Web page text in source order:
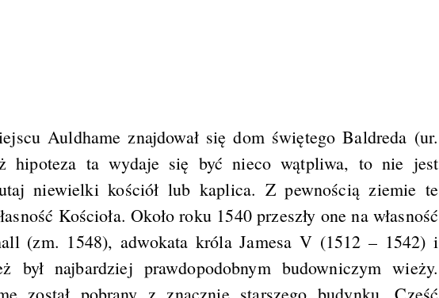
Auldhame znajdował się dom świętego Baldreda (ur.
hipoteza ta wydaje się być nieco wątpliwa, to nie jest
niewielki kościół lub kaplica. Z pewnością ziemie te
Kościoła. Około roku 1540 przeszły one na własność
(zm. 1548), adwokata króla Jamesa V (1512 – 1542) i
był najbardziej prawdopodobnym budowniczym wieży.
został pobrany z znacznie starszego budynku. Część